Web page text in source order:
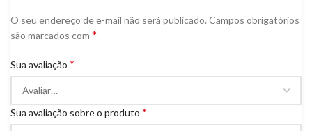
O seu endereço de e-mail não será publicado. Campos obrigatórios
são marcados com *
Sua avaliação *
Sua avaliação sobre o produto *